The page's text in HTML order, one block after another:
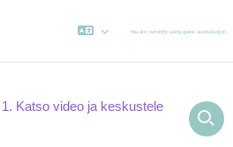
You are currently using guest accessLog in
1. Katso video ja keskustele